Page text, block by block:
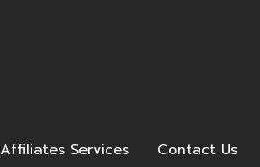
Affiliates Services Contact Us